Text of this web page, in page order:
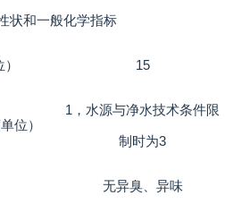
状和一般化学指标
15
位）
1，水源与净水技术条件限
制时为3
无异臭、异味